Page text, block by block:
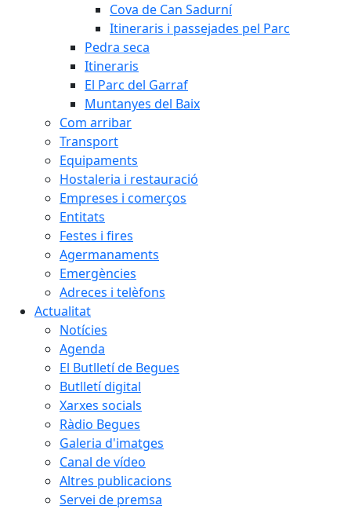
Cova de Can Sadurní
Itineraris i passejades pel Parc
Pedra seca
Itineraris
El Parc del Garraf
Muntanyes del Baix
Com arribar
Transport
Equipaments
Hostaleria i restauració
Empreses i comerços
Entitats
Festes i fires
Agermanaments
Emergències
Adreces i telèfons
Actualitat
Notícies
Agenda
El Butlletí de Begues
Butlletí digital
Xarxes socials
Ràdio Begues
Galeria d'imatges
Canal de vídeo
Altres publicacions
Servei de premsa